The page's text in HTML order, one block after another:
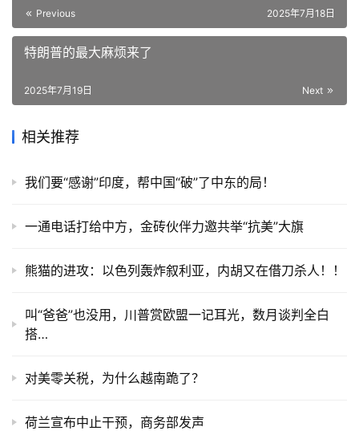
Previous 2025年7月18日
特朗普的最大麻烦来了
Next
2025年7月19日
相关推荐
我们要“感谢”印度，帮中国“破”了中东的局！
一通电话打给中方，金砖伙伴力邀共举“抗美”大旗
熊猫的进攻：以色列轰炸叙利亚，内胡又在借刀杀人！！
叫“爸爸”也没用，川普赏欧盟一记耳光，数月谈判全白
搭…
对美零关税，为什么越南跪了？
荷兰宣布中止干预，商务部发声